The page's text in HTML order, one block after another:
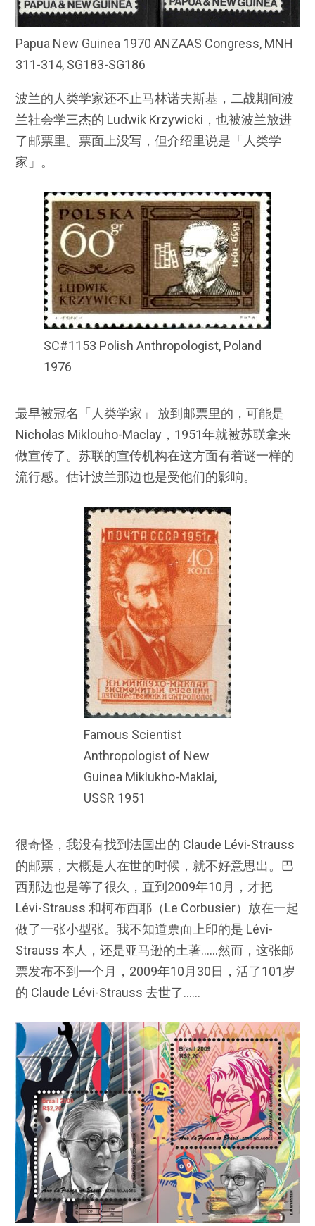
Papua New Guinea 1970 ANZAAS Congress, MNH
311-314, SG183-SG186
波兰的人类学家还不止马林诺夫斯基，二战期间波
兰社会学三杰的 Ludwik Krzywicki，也被波兰放进
了邮票里。票面上没写，但介绍里说是「人类学
家」。
SC#1153 Polish Anthropologist, Poland
1976
最早被冠名「人类学家」 放到邮票里的，可能是
Nicholas Miklouho-Maclay，1951年就被苏联拿来
做宣传了。苏联的宣传机构在这方面有着谜一样的
流行感。估计波兰那边也是受他们的影响。
Famous Scientist
Anthropologist of New
Guinea Miklukho-Maklai,
USSR 1951
很奇怪，我没有找到法国出的 Claude Lévi-Strauss
的邮票，大概是人在世的时候，就不好意思出。巴
西那边也是等了很久，直到2009年10月，才把
Lévi-Strauss 和柯布西耶（Le Corbusier）放在一起
做了一张小型张。我不知道票面上印的是 Lévi-
Strauss 本人，还是亚马逊的土著……然而，这张邮
票发布不到一个月，2009年10月30日，活了101岁
的 Claude Lévi-Strauss 去世了……